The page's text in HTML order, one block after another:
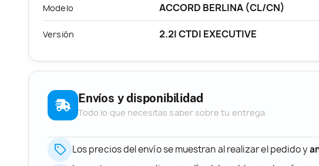
Modelo ACCORD BERLINA (CL/CN)
Versión 2.2I CTDI EXECUTIVE
Envíos y disponibilidad
Todo lo que necesitas saber sobre tu entrega
Los precios del envío se muestran al realizar el pedido y